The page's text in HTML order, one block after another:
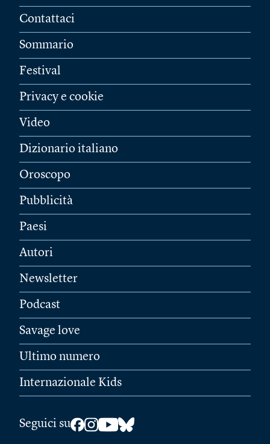
Contattaci
Sommario
Festival
Privacy e cookie
Video
Dizionario italiano
Oroscopo
Pubblicità
Paesi
Autori
Newsletter
Podcast
Savage love
Ultimo numero
Internazionale Kids
Seguici su